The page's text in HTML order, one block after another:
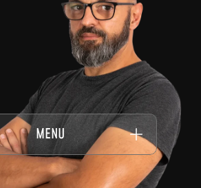
MENU